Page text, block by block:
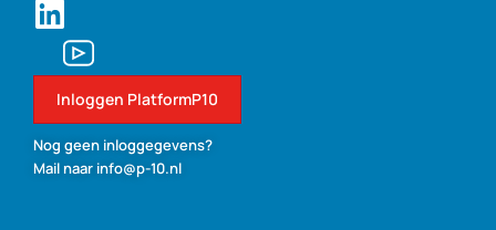
Inloggen PlatformP10
Nog geen inloggegevens?
Mail naar info@p-10.nl